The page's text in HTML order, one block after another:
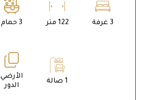
3 غرفة 122 متر 3 حمام
1 صالة
الأرضي
الدور